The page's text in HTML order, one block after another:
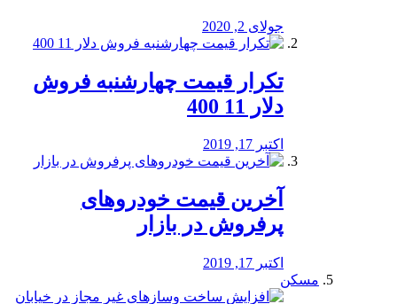
جولای 2, 2020
تکرار قیمت چهارشنبه فروش
دلار 11 400
اکتبر 17, 2019
آخرین قیمت خودرو‌های
پرفروش در بازار
اکتبر 17, 2019
مسکن